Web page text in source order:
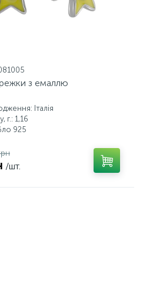
з емаллю
Італія
г.: 1,16
925
/шт.